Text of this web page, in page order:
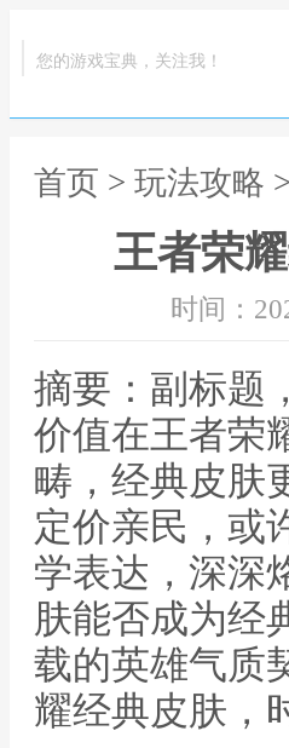
您的游戏宝典，关注我！
首页 > 玩法攻略
王者荣
时间：
摘要：副标题
价值在王者荣
畴，经典皮肤
定价亲民，或
学表达，深深
肤能否成为经
载的英雄气质
耀经典皮肤，